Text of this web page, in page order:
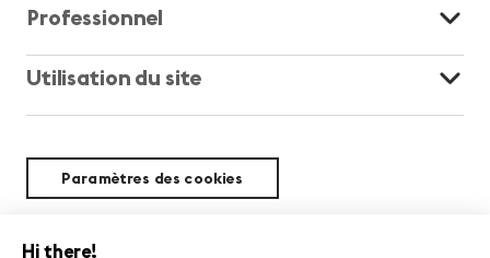
Professionnel
Utilisation du site
Paramètres des cookies